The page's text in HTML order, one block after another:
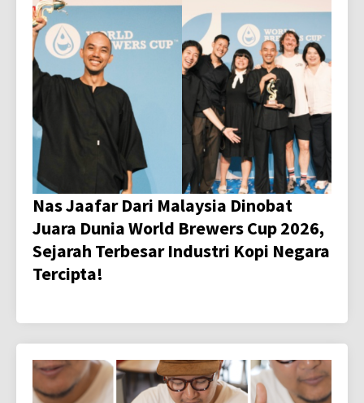
Nas Jaafar Dari Malaysia Dinobat
Juara Dunia World Brewers Cup 2026,
Sejarah Terbesar Industri Kopi Negara
Tercipta!